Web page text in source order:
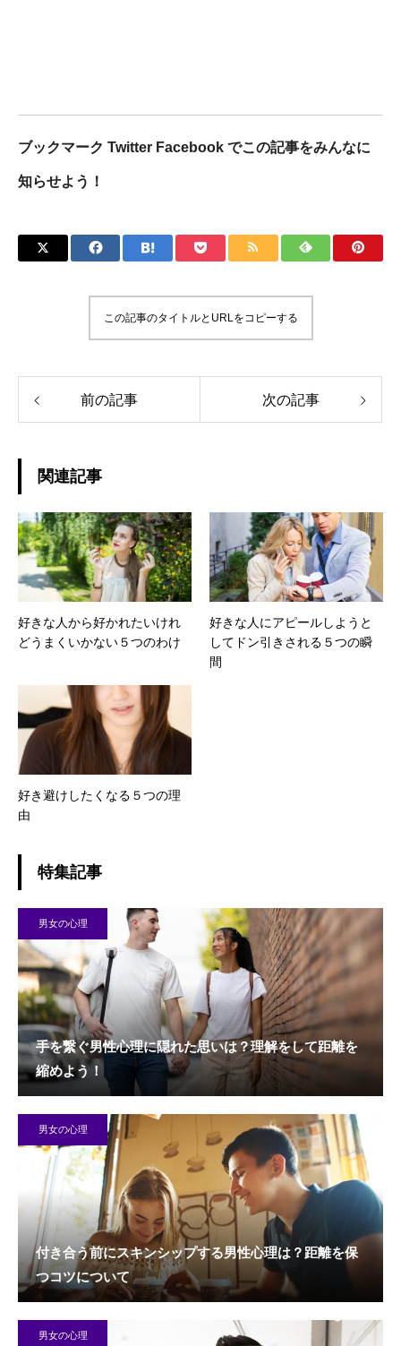
ブックマーク Twitter Facebook でこの記事をみんなに
知らせよう！
この記事のタイトルとURLをコピーする
前の記事 次の記事
関連記事
好きな人から好かれたいけれ
どうまくいかない５つのわけ
好きな人にアピールしようと
してドン引きされる５つの瞬
間
好き避けしたくなる５つの理
由
特集記事
男女の心理
手を繋ぐ男性心理に隠れた思いは？理解をして距離を
縮めよう！
男女の心理
付き合う前にスキンシップする男性心理は？距離を保
つコツについて
男女の心理